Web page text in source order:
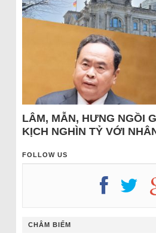
LÂM, MẪN, HƯNG NGỒI
KỊCH NGHÌN TỶ VỚI
FOLLOW US
CHÂM BIẾM